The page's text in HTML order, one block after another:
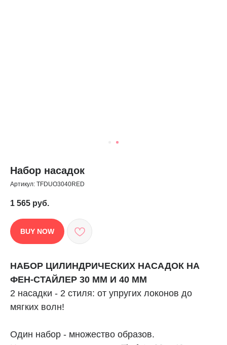
Набор насадок
Артикул: TFDUO3040RED
1 565 руб.
BUY NOW
НАБОР ЦИЛИНДРИЧЕСКИХ НАСАДОК НА
ФЕН-СТАЙЛЕР 30 ММ И 40 ММ
2 насадки - 2 стиля: от упругих локонов до
мягких волн!
Один набор - множество образов.